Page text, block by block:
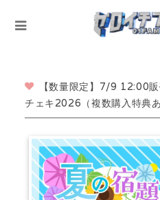
【数量限定】7/9 12:00
チェキ2026（複数購入特典